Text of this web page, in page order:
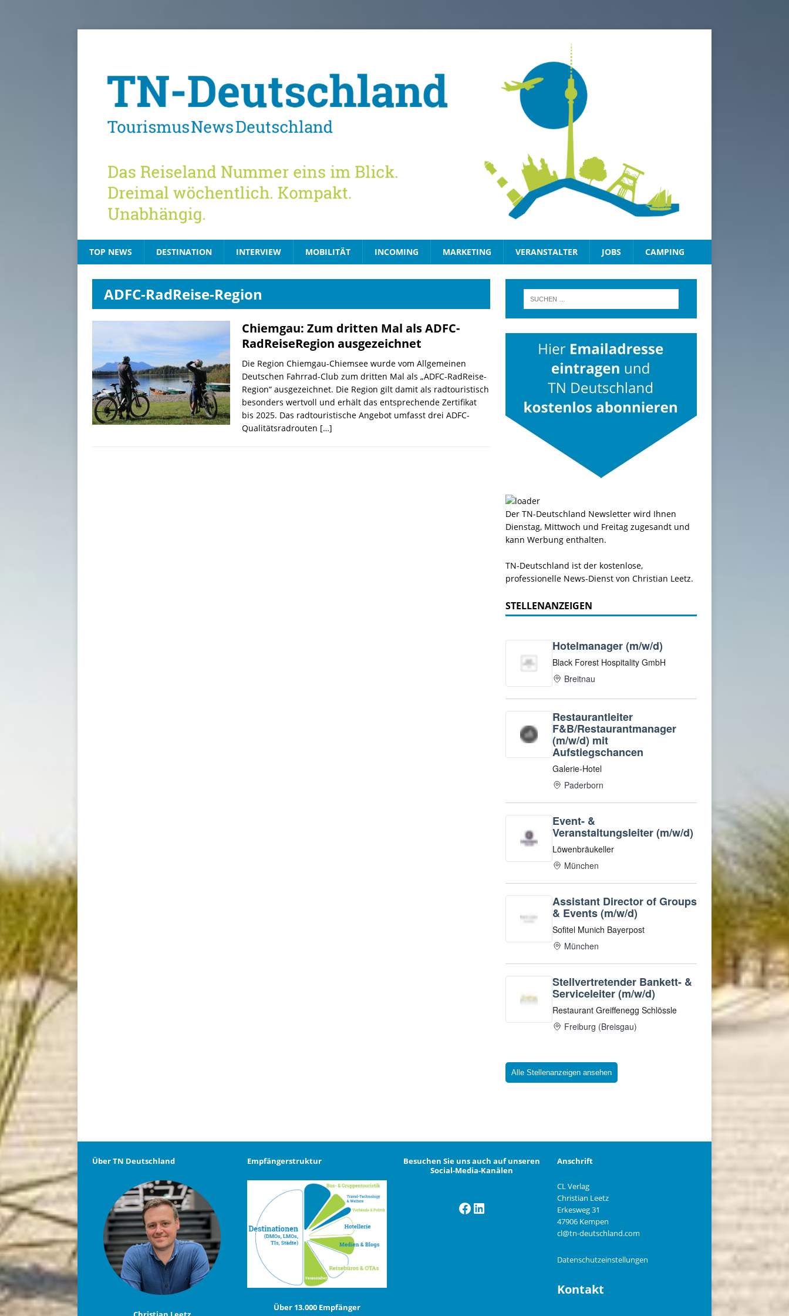
TOP NEWS DESTINATION INTERVIEW MOBILITÄT INCOMING MARKETING VERANSTALTER JOBS CAMPING
ADFC-RadReise-Region
Chiemgau: Zum dritten Mal als ADFC-
RadReiseRegion ausgezeichnet
Die Region Chiemgau-Chiemsee wurde vom Allgemeinen
Deutschen Fahrrad-Club zum dritten Mal als „ADFC-RadReise-
Region“ ausgezeichnet. Die Region gilt damit als radtouristisch
besonders wertvoll und erhält das entsprechende Zertifikat
bis 2025. Das radtouristische Angebot umfasst drei ADFC-
Qualitätsradrouten […]
Der TN-Deutschland Newsletter wird Ihnen
Dienstag, Mittwoch und Freitag zugesandt und
kann Werbung enthalten.
TN-Deutschland ist der kostenlose,
professionelle News-Dienst von Christian Leetz.
STELLENANZEIGEN
Alle Stellenanzeigen ansehen
Über TN Deutschland Empfängerstruktur
Über 13.000 Empfänger
Besuchen Sie uns auch auf unseren
Social-Media-Kanälen
Facebook
LinkedIn
Anschrift
CL Verlag
Christian Leetz
Erkesweg 31
47906 Kempen
cl@tn-deutschland.com
Datenschutzeinstellungen
Kontakt